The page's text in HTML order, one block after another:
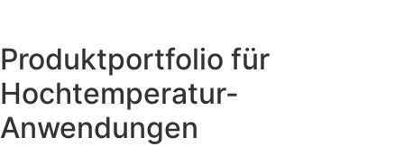
Produktportfolio für
Hochtemperatur-
Anwendungen